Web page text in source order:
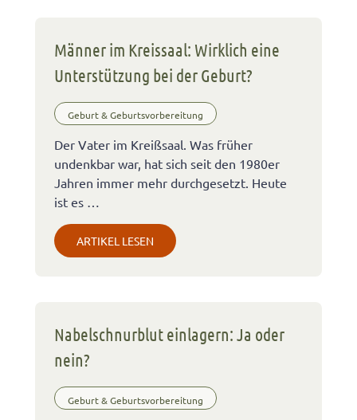
Männer im Kreissaal: Wirklich eine
Unterstützung bei der Geburt?
Geburt & Geburtsvorbereitung
Der Vater im Kreißsaal. Was früher
undenkbar war, hat sich seit den 1980er
Jahren immer mehr durchgesetzt. Heute
ist es …
ARTIKEL LESEN
Nabelschnurblut einlagern: Ja oder
nein?
Geburt & Geburtsvorbereitung